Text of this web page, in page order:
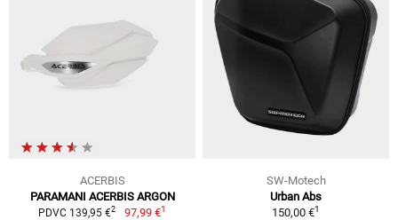
ACERBIS
PARAMANI ACERBIS ARGON
PDVC 139,95 €2 97,99 €1
SW-Motech
Urban Abs
150,00 €1